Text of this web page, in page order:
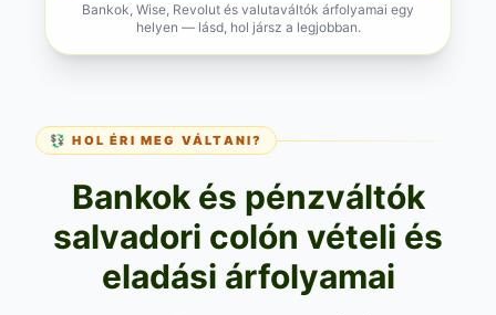
Bankok, Wise, Revolut és valutaváltók árfolyamai egy
helyen — lásd, hol jársz a legjobban.
💱 HOL ÉRI MEG VÁLTANI?
Bankok és pénzváltók
salvadori colón vételi és
eladási árfolyamai